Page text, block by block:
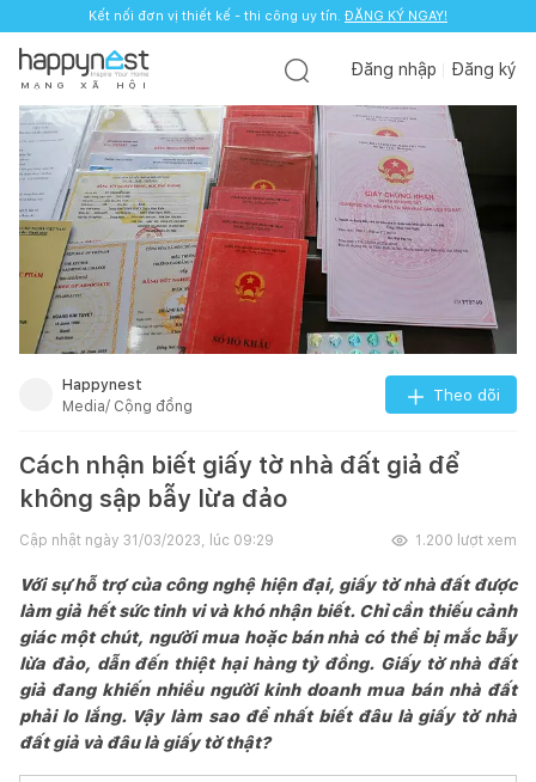
Kết nối đơn vị thiết kế - thi công uy tín. ĐĂNG KÝ NGAY!
M Ạ N G X Ã H Ộ I
Đăng nhập Đăng ký
Happynest
Media/ Cộng đồng
Theo dõi
Cách nhận biết giấy tờ nhà đất giả để
không sập bẫy lừa đảo
Cập nhật ngày 31/03/2023, lúc 09:29 1.200 lượt xem
Với sự hỗ trợ của công nghệ hiện đại, giấy tờ nhà đất được
làm giả hết sức tinh vi và khó nhận biết. Chỉ cần thiếu cảnh
giác một chút, người mua hoặc bán nhà có thể bị mắc bẫy
lừa đảo, dẫn đến thiệt hại hàng tỷ đồng. Giấy tờ nhà đất
giả đang khiến nhiều người kinh doanh mua bán nhà đất
phải lo lắng. Vậy làm sao để nhất biết đâu là giấy tờ nhà
đất giả và đâu là giấy tờ thật?